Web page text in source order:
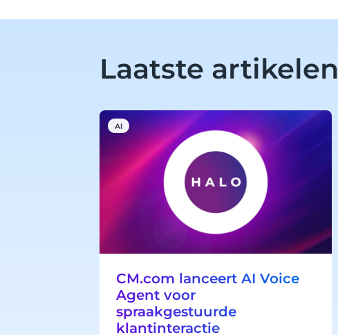
Laatste artikelen
AI
CM.com lanceert AI Voice
Agent voor
spraakgestuurde
klantinteractie